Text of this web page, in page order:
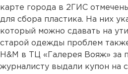
карте города в 2ГИС
для сбора пластика. На них
который можно сдавать на
старой одежды проблем
H&M в ТЦ «Галерея Вояж» за
журналисту выдали купон на